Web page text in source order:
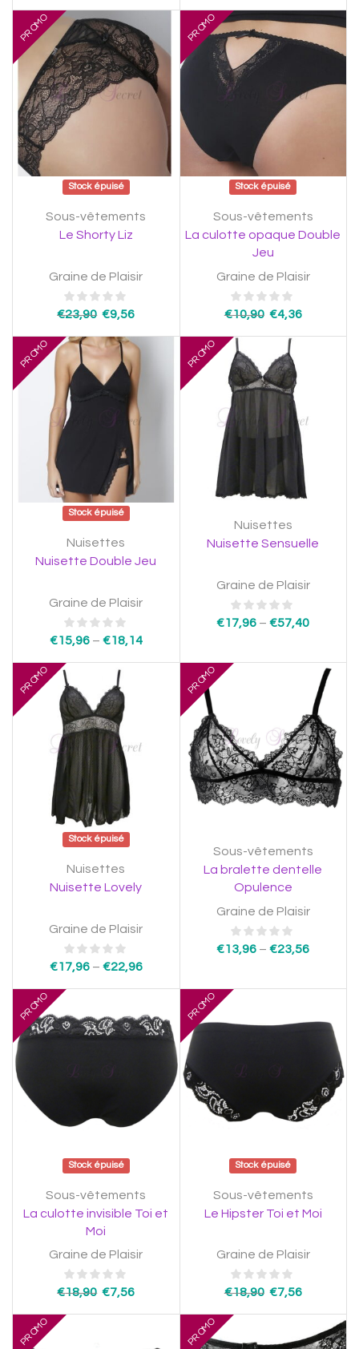
Stock épuisé
PROMO
Sous-vêtements
Le Shorty Liz
Graine de Plaisir
€23,90 €9,56
Stock épuisé
PROMO
Sous-vêtements
La culotte opaque Double
Jeu
Graine de Plaisir
€10,90 €4,36
Stock épuisé
PROMO
Nuisettes
Nuisette Double Jeu
Graine de Plaisir
€15,96– €18,14
PROMO
Nuisettes
Nuisette Sensuelle
Graine de Plaisir
€17,96 –€57,40
Stock épuisé
PROMO
Nuisettes
Nuisette Lovely
Graine de Plaisir
€17,96– €22,96
PROMO
Sous-vêtements
La bralette dentelle
Opulence
Graine de Plaisir
€13,96 –€23,56
Stock épuisé
PROMO
Sous-vêtements
La culotte invisible Toi et
Moi
Graine de Plaisir
€18,90 €7,56
Stock épuisé
PROMO
Sous-vêtements
Le Hipster Toi et Moi
Graine de Plaisir
€18,90 €7,56
PROMO PROMO